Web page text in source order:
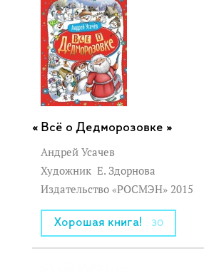
Всё о Дедморозовке »
Андрей Усачев
Художник Е. Здорнова
Издательство «РОСМЭН» 2015
Хорошая книга! 30